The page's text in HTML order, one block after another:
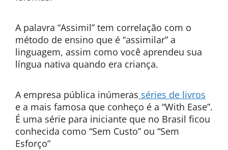
A palavra “Assimil” tem correlação com o
método de ensino que é “assimilar” a
linguagem, assim como você aprendeu sua
língua nativa quando era criança.
A empresa pública inúmeras séries de livros
e a mais famosa que conheço é a “With Ease”.
É uma série para iniciante que no Brasil ficou
conhecida como “Sem Custo” ou “Sem
Esforço”